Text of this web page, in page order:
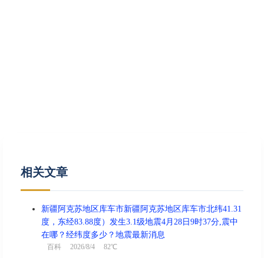
相关文章
新疆阿克苏地区库车市新疆阿克苏地区库车市北纬41.31
度，东经83.88度）发生3.1级地震4月28日9时37分,震中
在哪？经纬度多少？地震最新消息
百科 2026/8/4 82℃